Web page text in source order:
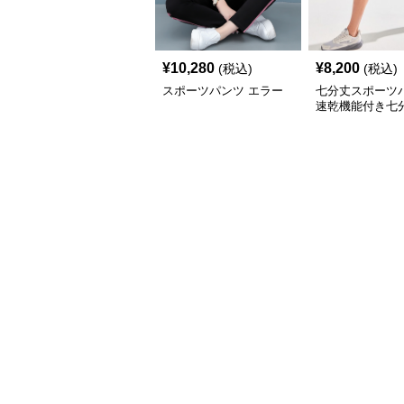
¥10,280 (税込)
スポーツパンツ エラー
¥8,200 (税込)
七分丈スポーツ
速乾機能付き七